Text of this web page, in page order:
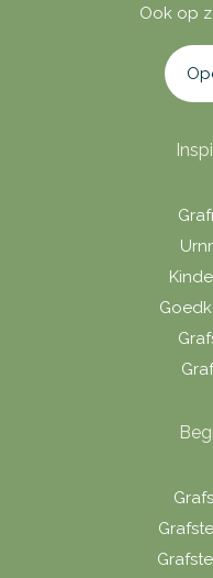
Ook op